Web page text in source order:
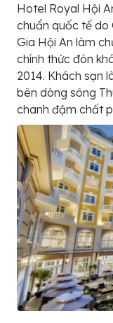
Hotel Royal Hội
chuẩn quốc tế do
Gia Hội An làm
chính thức đón
2014. Khách sạn
bên dòng sông
chanh đậm chất